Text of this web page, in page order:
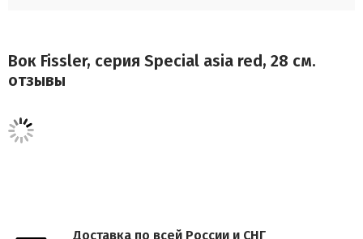
Вок Fissler, серия Special asia red, 28 см.
отзывы
Доставка по всей России и СНГ